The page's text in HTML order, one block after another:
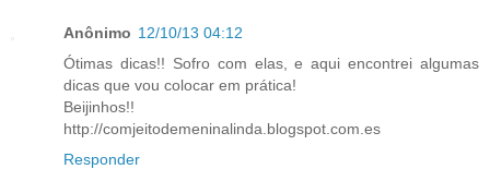
Anônimo 12/10/13 04:12
Ótimas dicas!! Sofro com elas, e aqui encontrei algumas
dicas que vou colocar em prática!
Beijinhos!!
http://comjeitodemeninalinda.blogspot.com.es
Responder